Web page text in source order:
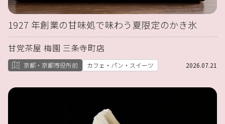
1927 年創業の甘味処で味わう夏限定のかき氷
甘党茶屋 梅園 三条寺町店
京都・京都市役所前 カフェ・パン・スイーツ 2026.07.21